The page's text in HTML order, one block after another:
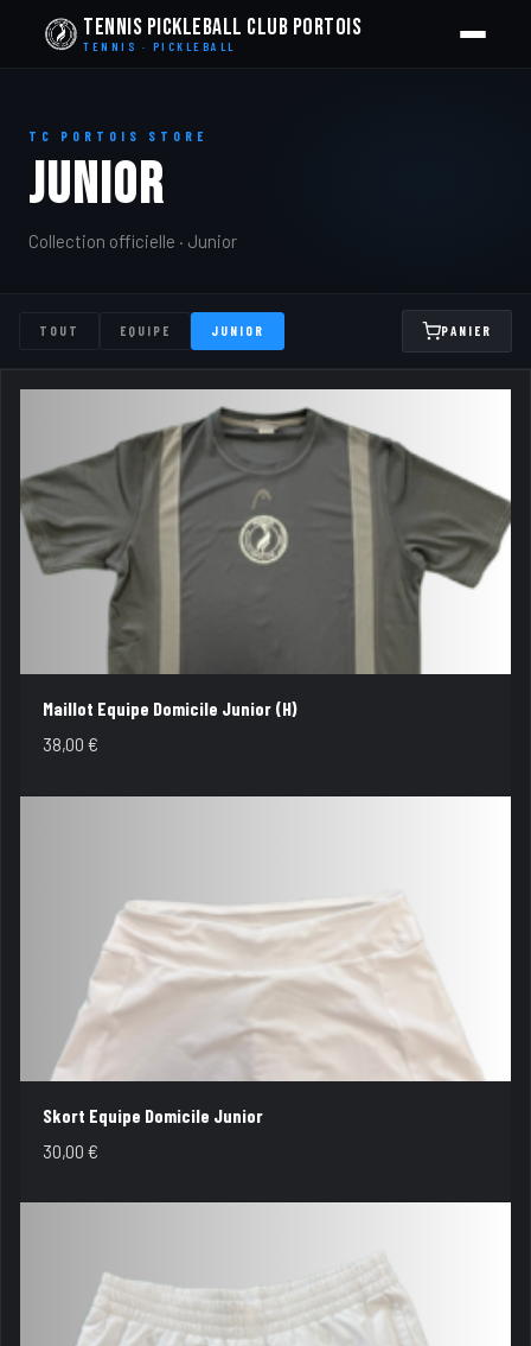
Tennis Pickleball Club Portois
TENNIS · PICKLEBALL
TC PORTOIS STORE
JUNIOR
Collection officielle · Junior
TOUT EQUIPE JUNIOR PANIER
Maillot Equipe Domicile Junior (H)
38,00€
Skort Equipe Domicile Junior
30,00€